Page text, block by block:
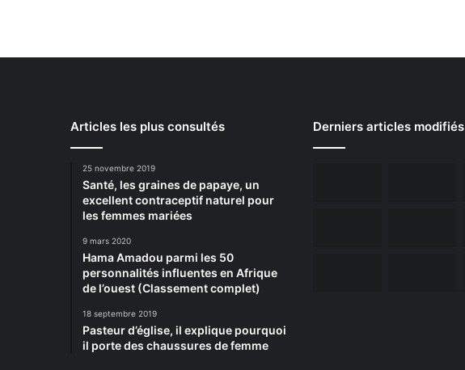
Articles les plus consultés
25 novembre 2019
Santé, les graines de papaye, un
excellent contraceptif naturel pour
les femmes mariées
9 mars 2020
Hama Amadou parmi les 50
personnalités influentes en Afrique
de l’ouest (Classement complet)
18 septembre 2019
Pasteur d’église, il explique pourquoi
il porte des chaussures de femme
Derniers articles modifiés